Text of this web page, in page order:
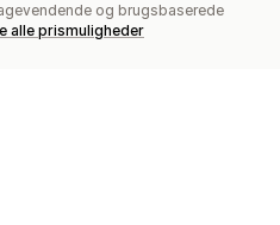
og brugsbaserede
alle prismuligheder